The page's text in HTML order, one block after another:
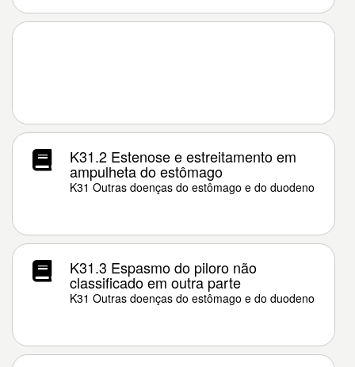
K31.2 Estenose e estreitamento em
ampulheta do estômago
K31 Outras doenças do estômago e do duodeno
K31.3 Espasmo do piloro não
classificado em outra parte
K31 Outras doenças do estômago e do duodeno